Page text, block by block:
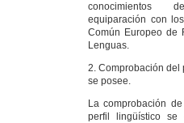
conocimientos
equiparación con
Común Europeo de
Lenguas.
2. Comprobación del
se posee.
La comprobación
perfil lingüístico se